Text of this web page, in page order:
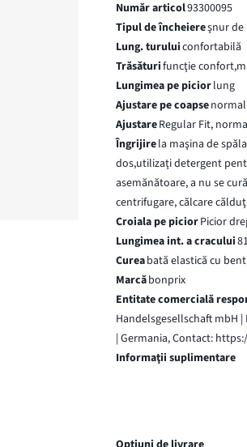
Număr articol93300095
Tipul de încheiereşnur de
Lung. turuluiconfortabilă
Trăsăturifuncţie
Lungimea pe piciorlung
Ajustare pe coapsenormal
AjustareRegular Fit,
Îngrijirela maşina de
dos,utilizaţi detergent
asemănătoare, a nu se
centrifugare, călcare
Croiala pe piciorPicior
Lungimea int. a cracului
Cureabată elastică cu
Marcăbonprix
Entitate comercială
Handelsgesellschaft mbH
| Germania, Contact:
Informaţii suplimentare